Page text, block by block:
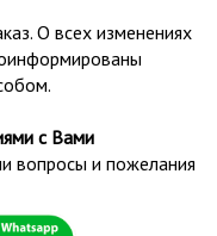
О всех изменениях
с Вами
вопросы и пожелания